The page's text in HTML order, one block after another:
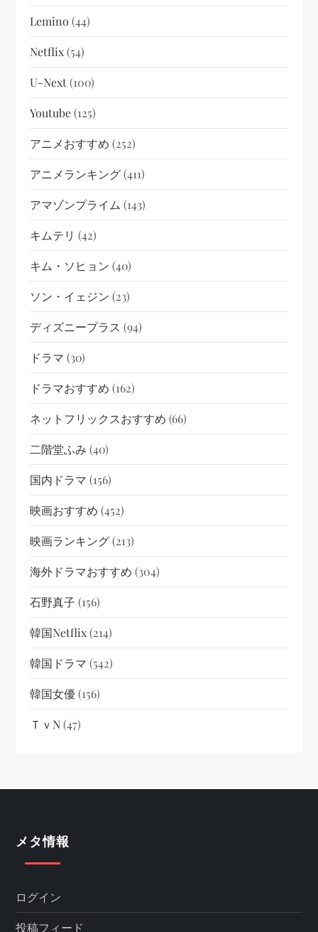
Lemino (44)
Netflix(54)
U-Next(100)
Youtube(125)
アニメおすすめ (252)
アニメランキング(411)
アマゾンプライム (143)
キムテリ (42)
キム・ソヒョン (40)
ソン・イェジン (23)
ディズニープラス (94)
ドラマ (30)
ドラマおすすめ (162)
ネットフリックスおすすめ (66)
二階堂ふみ (40)
国内ドラマ (156)
映画おすすめ (452)
映画ランキング(213)
海外ドラマおすすめ (304)
石野真子 (156)
韓国netflix(214)
韓国ドラマ (542)
韓国女優(156)
ＴｖN(47)
メタ情報
ログイン
投稿フィード